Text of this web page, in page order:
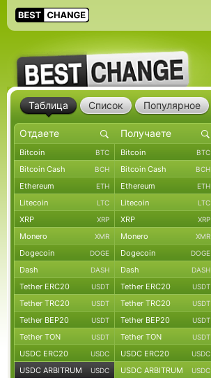
Таблица Список Популярное
Bitcoin BTC Bitcoin BTC
Bitcoin Cash BCH Bitcoin Cash BCH
Ethereum ETH Ethereum ETH
Litecoin LTC Litecoin LTC
XRP XRP XRP XRP
Monero XMR Monero XMR
Dogecoin DOGE Dogecoin DOGE
Dash DASH Dash DASH
Tether ERC20 USDT Tether ERC20 USDT
Tether TRC20 USDT Tether TRC20 USDT
Tether BEP20 USDT Tether BEP20 USDT
Tether TON USDT Tether TON USDT
USDC ERC20 USDC USDC ERC20 USDC
USDC ARBITRUM USDC USDC ARBITRUM USDC